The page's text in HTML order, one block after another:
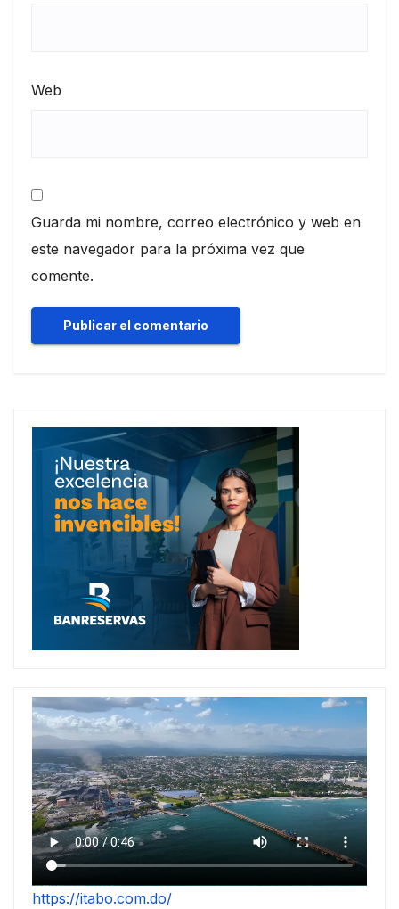
Web
Guarda mi nombre, correo electrónico y web en
este navegador para la próxima vez que
comente.
https://itabo.com.do/